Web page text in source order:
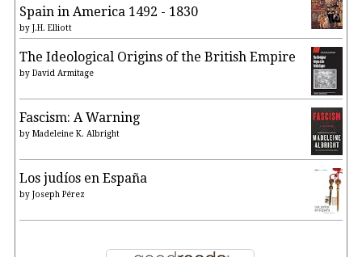
Spain in America 1492 - 1830
by J.H. Elliott
The Ideological Origins of the British Empire
by David Armitage
Fascism: A Warning
by Madeleine K. Albright
Los judíos en España
by Joseph Pérez